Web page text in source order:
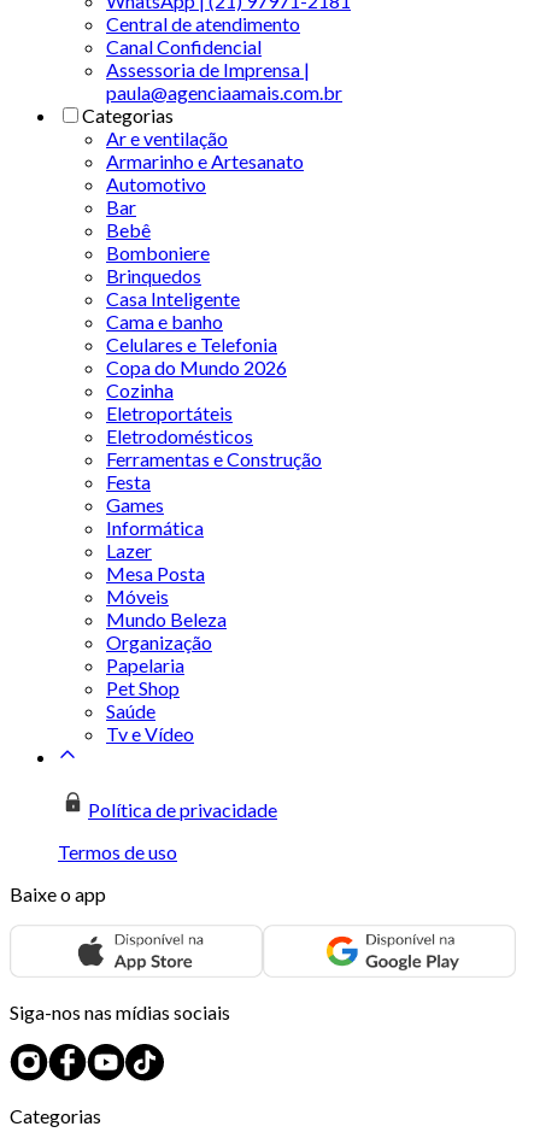
Central de atendimento
Canal Confidencial
Assessoria de Imprensa |
paula@agenciaamais.com.br
Categorias
Ar e ventilação
Armarinho e Artesanato
Automotivo
Bar
Bebê
Bomboniere
Brinquedos
Casa Inteligente
Cama e banho
Celulares e Telefonia
Copa do Mundo 2026
Cozinha
Eletroportáteis
Eletrodomésticos
Ferramentas e Construção
Festa
Games
Informática
Lazer
Mesa Posta
Móveis
Mundo Beleza
Organização
Papelaria
Pet Shop
Saúde
Tv e Vídeo
Política de privacidade
Termos de uso
Baixe o app
Siga-nos nas mídias sociais
Categorias